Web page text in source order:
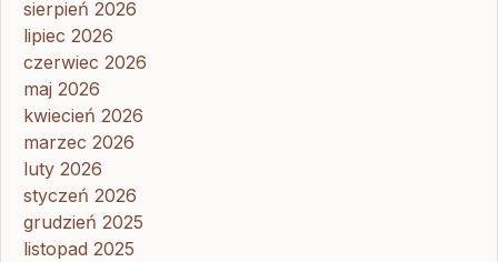
sierpień 2026
lipiec 2026
czerwiec 2026
maj 2026
kwiecień 2026
marzec 2026
luty 2026
styczeń 2026
grudzień 2025
listopad 2025